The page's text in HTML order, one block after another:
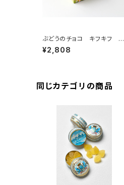
ぶどうのチョコ キフキフ Ki
f-Kif 135g
¥2,808
同じカテゴリの商品